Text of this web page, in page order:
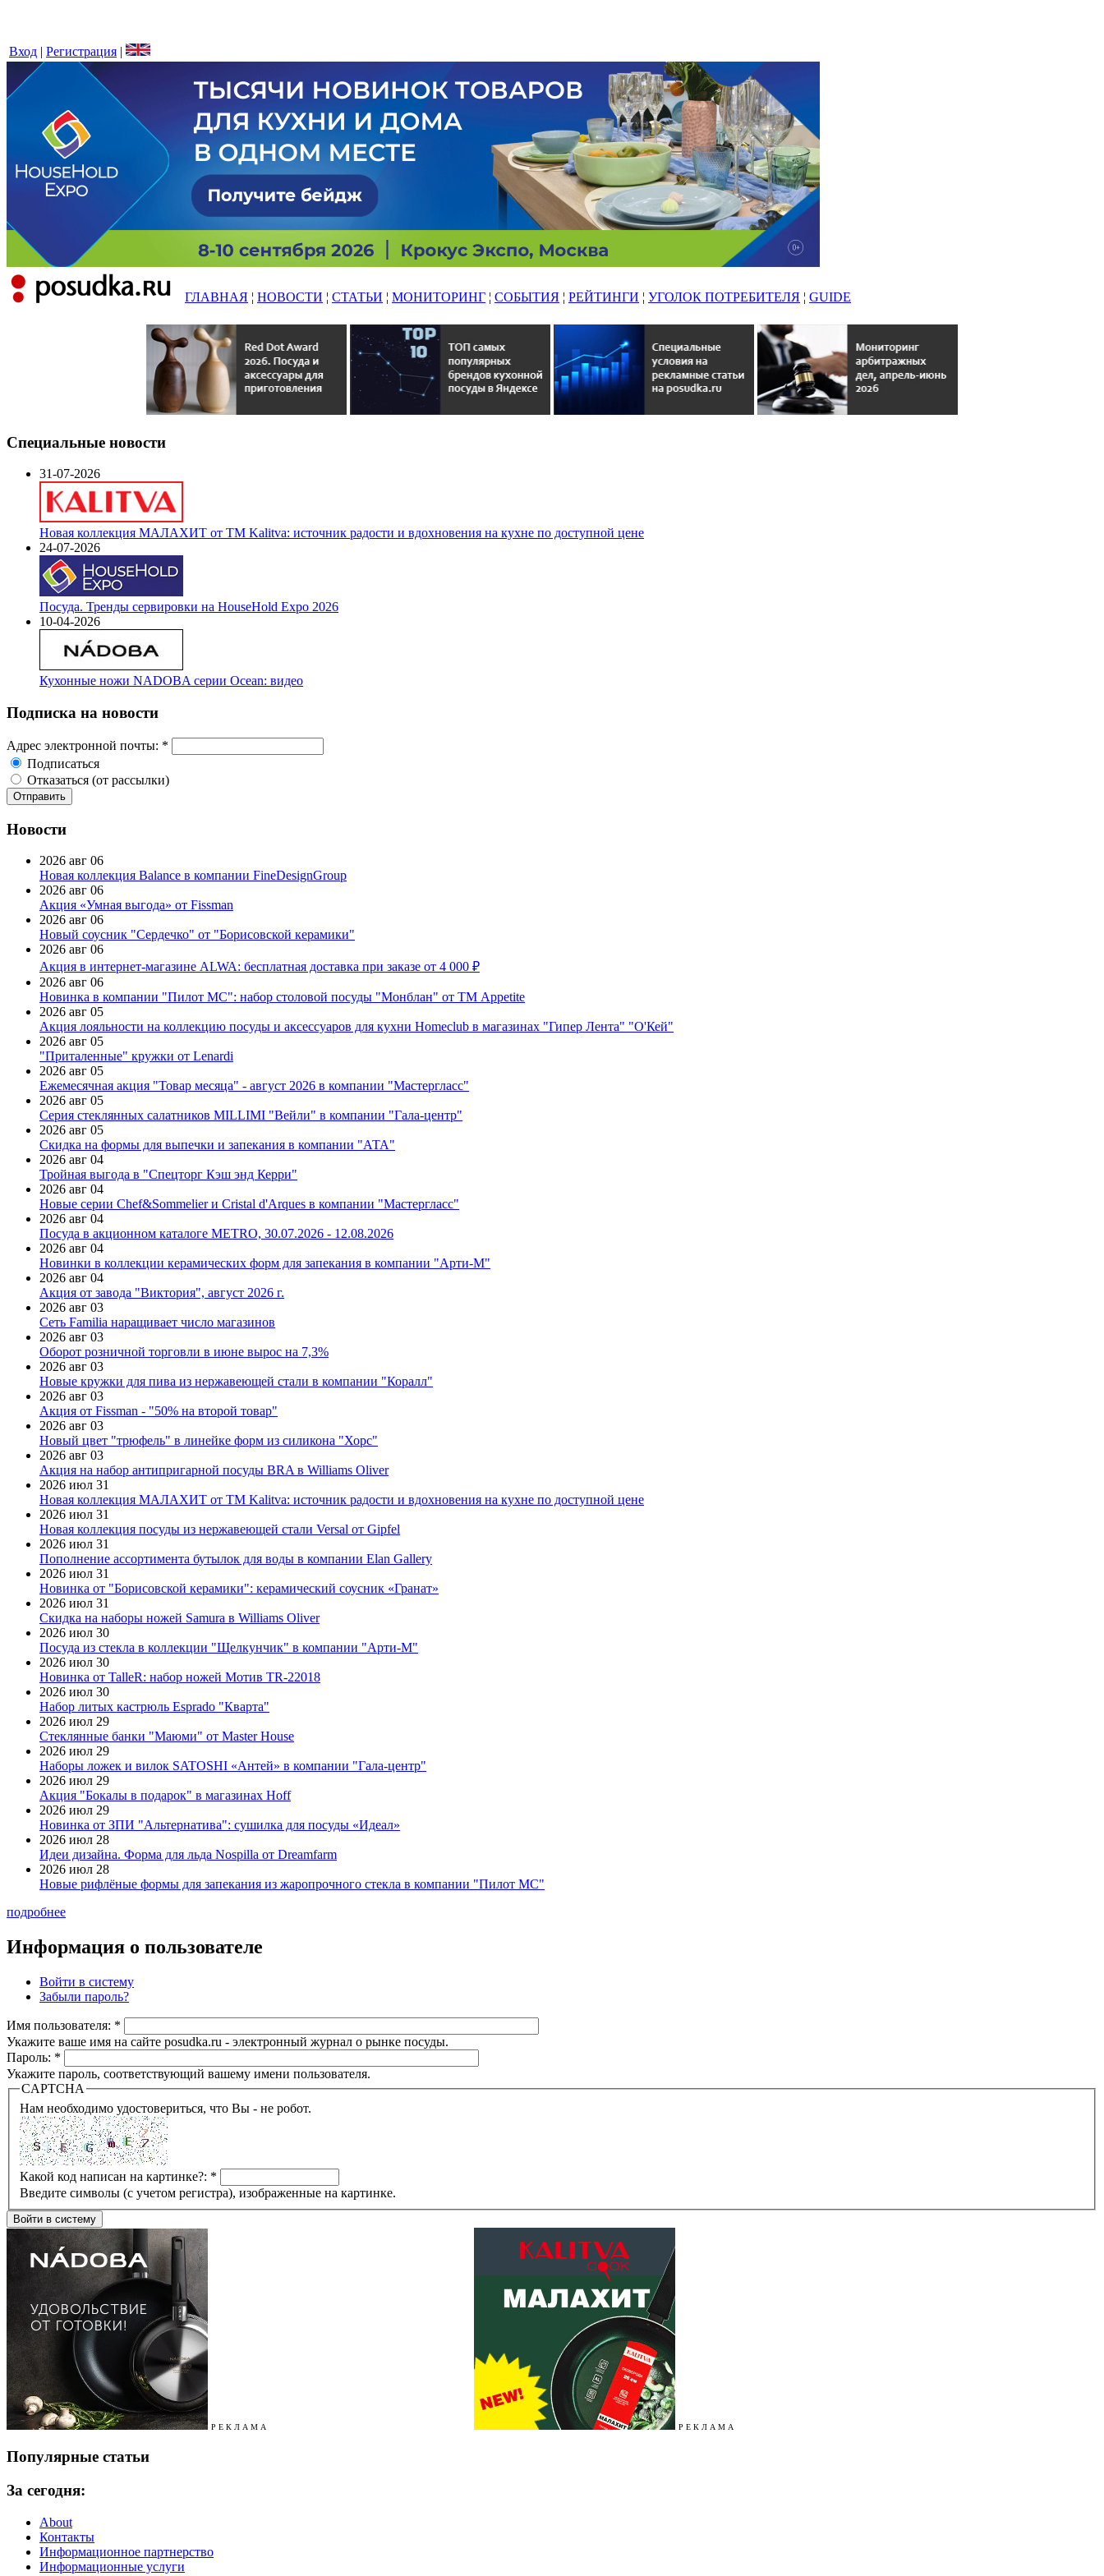
Вход | Регистрация |
ГЛАВНАЯ ¦ НОВОСТИ ¦ СТАТЬИ ¦ МОНИТОРИНГ ¦ СОБЫТИЯ ¦ РЕЙТИНГИ ¦ УГОЛОК ПОТРЕБИТЕЛЯ ¦ GUIDE
Специальные новости
31-07-2026
Новая коллекция МАЛАХИТ от ТМ Kalitva: источник радости и вдохновения на кухне по доступной цене
24-07-2026
Посуда. Тренды сервировки на HouseHold Expo 2026
10-04-2026
Кухонные ножи NADOBA серии Ocean: видео
Подписка на новости
Адрес электронной почты: *
Подписаться
Отказаться (от рассылки)
Новости
2026 авг 06
Новая коллекция Balance в компании FineDesignGroup
2026 авг 06
Акция «Умная выгода» от Fissman
2026 авг 06
Новый соусник "Сердечко" от "Борисовской керамики"
2026 авг 06
Акция в интернет-магазине ALWA: бесплатная доставка при заказе от 4 000 ₽
2026 авг 06
Новинка в компании "Пилот МС": набор столовой посуды "Монблан" от ТМ Appetite
2026 авг 05
Акция лояльности на коллекцию посуды и аксессуаров для кухни Homeclub в магазинах "Гипер Лента" "О'Кей"
2026 авг 05
"Приталенные" кружки от Lenardi
2026 авг 05
Ежемесячная акция "Товар месяца" - август 2026 в компании "Мастергласс"
2026 авг 05
Серия стеклянных салатников MILLIMI "Вейли" в компании "Гала-центр"
2026 авг 05
Скидка на формы для выпечки и запекания в компании "АТА"
2026 авг 04
Тройная выгода в "Спецторг Кэш энд Керри"
2026 авг 04
Новые серии Chef&Sommelier и Cristal d'Arques в компании "Мастергласс"
2026 авг 04
Посуда в акционном каталоге METRO, 30.07.2026 - 12.08.2026
2026 авг 04
Новинки в коллекции керамических форм для запекания в компании "Арти-М"
2026 авг 04
Акция от завода "Виктория", август 2026 г.
2026 авг 03
Сеть Familia наращивает число магазинов
2026 авг 03
Оборот розничной торговли в июне вырос на 7,3%
2026 авг 03
Новые кружки для пива из нержавеющей стали в компании "Коралл"
2026 авг 03
Акция от Fissman - "50% на второй товар"
2026 авг 03
Новый цвет "трюфель" в линейке форм из силикона "Хорс"
2026 авг 03
Акция на набор антипригарной посуды BRA в Williams Oliver
2026 июл 31
Новая коллекция МАЛАХИТ от ТМ Kalitva: источник радости и вдохновения на кухне по доступной цене
2026 июл 31
Новая коллекция посуды из нержавеющей стали Versal от Gipfel
2026 июл 31
Пополнение ассортимента бутылок для воды в компании Elan Gallery
2026 июл 31
Новинка от "Борисовской керамики": керамический соусник «Гранат»
2026 июл 31
Скидка на наборы ножей Samura в Williams Oliver
2026 июл 30
Посуда из стекла в коллекции "Щелкунчик" в компании "Арти-М"
2026 июл 30
Новинка от TalleR: набор ножей Мотив TR-22018
2026 июл 30
Набор литых кастрюль Esprado "Кварта"
2026 июл 29
Стеклянные банки "Маюми" от Master House
2026 июл 29
Наборы ложек и вилок SATOSHI «Антей» в компании "Гала-центр"
2026 июл 29
Акция "Бокалы в подарок" в магазинах Hoff
2026 июл 29
Новинка от ЗПИ "Альтернатива": сушилка для посуды «Идеал»
2026 июл 28
Идеи дизайна. Форма для льда Nospilla от Dreamfarm
2026 июл 28
Новые рифлёные формы для запекания из жаропрочного стекла в компании "Пилот МС"
подробнее
Информация о пользователе
Войти в систему
Забыли пароль?
Имя пользователя: *
Укажите ваше имя на сайте posudka.ru - электронный журнал о рынке посуды.
Пароль: *
Укажите пароль, соответствующий вашему имени пользователя.
CAPTCHA
Нам необходимо удостовериться, что Вы - не робот.
Какой код написан на картинке?: *
Введите символы (с учетом регистра), изображенные на картинке.
Р Е К Л А М А Р Е К Л А М А
Популярные статьи
За сегодня:
About
Контакты
Информационное партнерство
Информационные услуги